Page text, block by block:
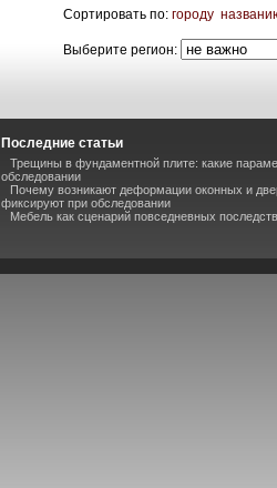
Сортировать по: городу
Выберите регион:
Последние статьи
Трещины в фундаментной плите: какие
обследовании
Почему возникают деформации оконных и
фиксируют при обследовании
Мебель как сценарий повседневных